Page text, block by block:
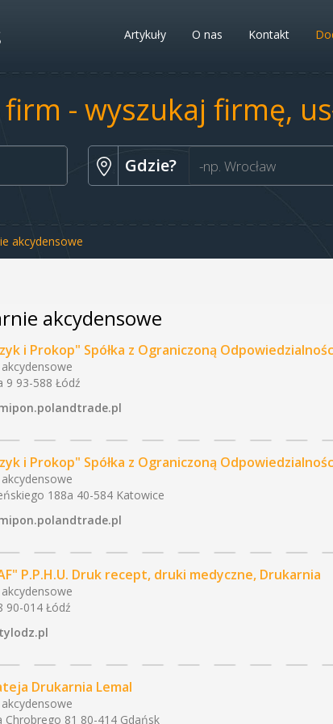
Artykuły O nas Kontakt
- wyszukaj firmę,
Gdzie?
akcydensowe
akcydensowe
i Prokop" Spółka z Ograniczoną
9 93-588 Łódź
i Prokop" Spółka z Ograniczoną
188a 40-584 Katowice
P.P.H.U. Druk recept, druki medyczne, Drukarnia
90-014 Łódź
Drukarnia Lemal
Chrobrego 81 80-414 Gdańsk